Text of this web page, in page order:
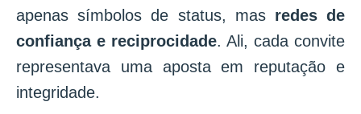
apenas símbolos de status, mas redes de
confiança e reciprocidade. Ali, cada convite
representava uma aposta em reputação e
integridade.